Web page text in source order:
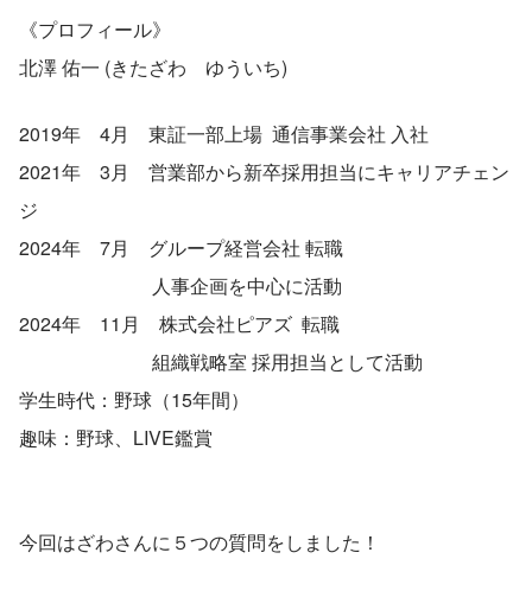
《プロフィール》
北澤 佑一 (きたざわ　ゆういち)
2019年　4月　東証一部上場  通信事業会社 入社
2021年　3月　営業部から新卒採用担当にキャリアチェン
ジ
2024年　7月　グループ経営会社 転職
人事企画を中心に活動
2024年　11月　株式会社ピアズ  転職
組織戦略室 採用担当として活動
学生時代：野球（15年間）
趣味：野球、LIVE鑑賞
今回はざわさんに５つの質問をしました！